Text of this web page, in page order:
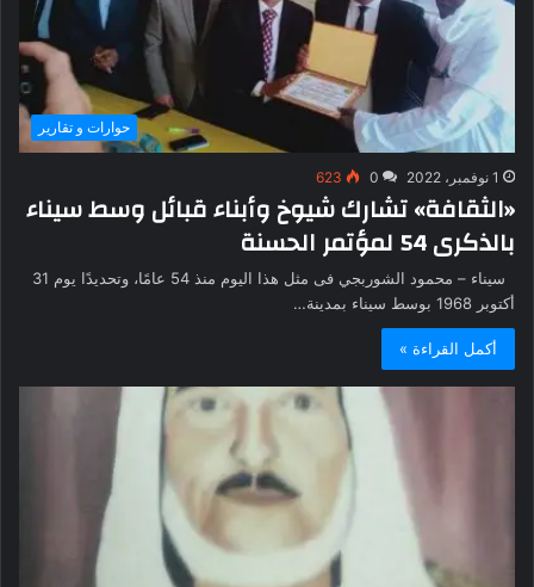
حوارات و تقارير
1 نوفمبر، 2022 0
623
«الثقافة» تشارك شيوخ وأبناء قبائل وسط سيناء
بالذكرى 54 لمؤتمر الحسنة
سيناء – محمود الشوربجي فى مثل هذا اليوم منذ 54 عامًا، وتحديدًا يوم 31
أكتوبر 1968 بوسط سيناء بمدينة…
أكمل القراءة »